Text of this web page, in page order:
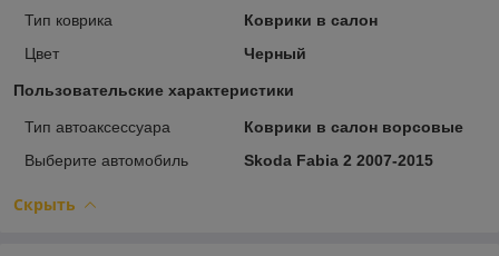
Тип коврика
Коврики в салон
Цвет
Черный
Пользовательские характеристики
Тип автоаксессуара
Коврики в салон ворсовые
Выберите автомобиль
Skoda Fabia 2 2007-2015
Скрыть